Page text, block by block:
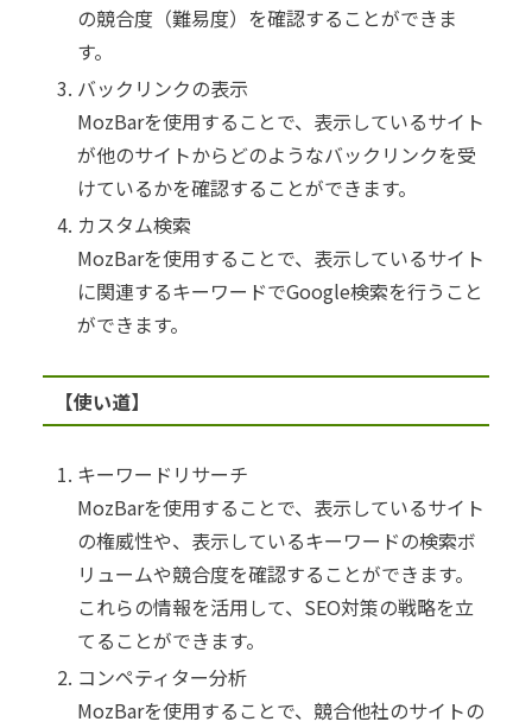
の競合度（難易度）を確認することができま
す。
バックリンクの表示
MozBarを使用することで、表示しているサイト
が他のサイトからどのようなバックリンクを受
けているかを確認することができます。
カスタム検索
MozBarを使用することで、表示しているサイト
に関連するキーワードでGoogle検索を行うこと
ができます。
【使い道】
キーワードリサーチ
MozBarを使用することで、表示しているサイト
の権威性や、表示しているキーワードの検索ボ
リュームや競合度を確認することができます。
これらの情報を活用して、SEO対策の戦略を立
てることができます。
コンペティター分析
MozBarを使用することで、競合他社のサイトの